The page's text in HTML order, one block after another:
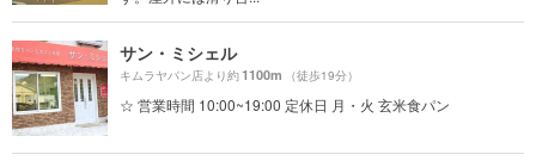
サン・ミシェル
キムラヤパン店より約1100m （徒歩19分）
☆ 営業時間 10:00~19:00 定休日 月・火 玄米食パン